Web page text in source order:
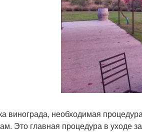
винограда, необходимая
Это главная процедура в уходе